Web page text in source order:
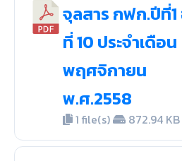
จุลสาร กฟก.ปีที่
ที่ 10 ประจำเดือน
พฤศจิกายน
พ.ศ.2558
1 file(s) 872.94 KB